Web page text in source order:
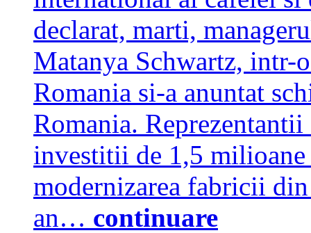
declarat, marti,
Matanya Schwartz, intr-
Romania si-a anuntat
Romania.
investitii de 1,5
modernizarea fabricii
an… continuare